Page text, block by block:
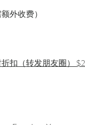
外收费）
扣（转发朋友圈）